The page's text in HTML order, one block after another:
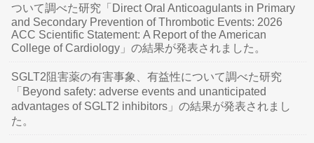
ついて調べた研究「Direct Oral Anticoagulants in Primary
and Secondary Prevention of Thrombotic Events: 2026
ACC Scientific Statement: A Report of the American
College of Cardiology」の結果が発表されました。
SGLT2阻害薬の有害事象、有益性について調べた研究
「Beyond safety: adverse events and unanticipated
advantages of SGLT2 inhibitors」の結果が発表されまし
た。